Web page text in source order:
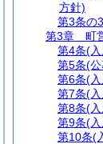
方針)
第3条の3
第3章
町
第4条(
第5条(
第6条(
第7条(
第8条(
第9条(
第10条(